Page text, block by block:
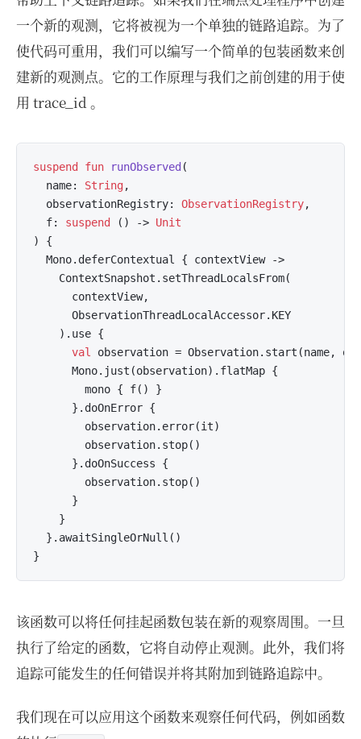
一个新的观测，它将被视为一个单独的链路追踪。为了
使代码可重用，我们可以编写一个简单的包装函数来创
建新的观测点。它的工作原理与我们之前创建的用于使
用 trace_id 。
suspend fun runObserved (
  name:
String,
  observationRegistry:
ObservationRegistry,
  f:
suspend () -> Unit
)
{
  Mono.deferContextual { contextView ->
    ContextSnapshot.setThreadLocalsFrom(
      contextView,
      ObservationThreadLocalAccessor.KEY
    ).use {
val
observation = Observation.start(name,
      Mono.just(observation).flatMap {
        mono { f() }
      }.doOnError {
        observation.error(it)
        observation.stop()
      }.doOnSuccess {
        observation.stop()
      }
    }
  }.awaitSingleOrNull()
该函数可以将任何挂起函数包装在新的观察周围。一旦
执行了给定的函数，它将自动停止观测。此外，我们将
追踪可能发生的任何错误并将其附加到链路追踪中。
我们现在可以应用这个函数来观察任何代码，例如函数